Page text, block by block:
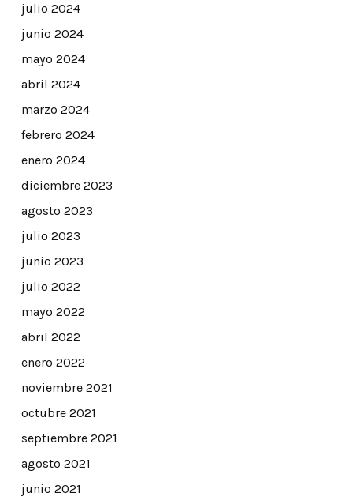
julio 2024
junio 2024
mayo 2024
abril 2024
marzo 2024
febrero 2024
enero 2024
diciembre 2023
agosto 2023
julio 2023
junio 2023
julio 2022
mayo 2022
abril 2022
enero 2022
noviembre 2021
octubre 2021
septiembre 2021
agosto 2021
junio 2021